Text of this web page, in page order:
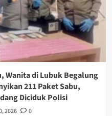
Wanita di Lubuk Begalung
211 Paket Sabu,
Diciduk Polisi
2026 0